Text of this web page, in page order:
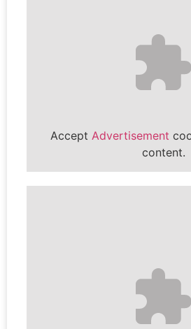
Accept Advertisement
content.